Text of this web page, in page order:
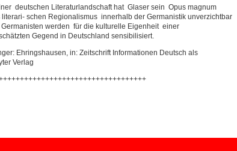
deutschen Literaturlandschaft hat Glaser sein Opus magnum
schen Regionalismus innerhalb der Germanistik unverzichtbar
werden für die kulturelle Eigenheit einer
Gegend in Deutschland sensibilisiert.
Ehringshausen, in: Zeitschrift Informationen Deutsch als
Verlag